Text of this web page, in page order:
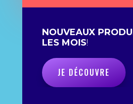
NOUVEAUX
LES MOIS!
JE DÉCOUVRE